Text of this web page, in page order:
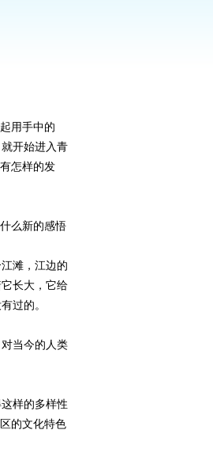
用手中的
开始进入青
怎样的发
么新的感悟
滩，江边的
长大，它给
过的。
当今的人类
样的多样性
的文化特色